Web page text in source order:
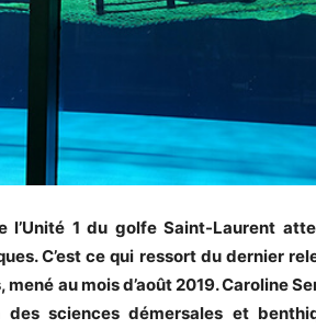
l’Unité 1 du golfe Saint-Laurent
C’est ce qui ressort du dernier
au mois d’août 2019. Caroline
sciences démersales et